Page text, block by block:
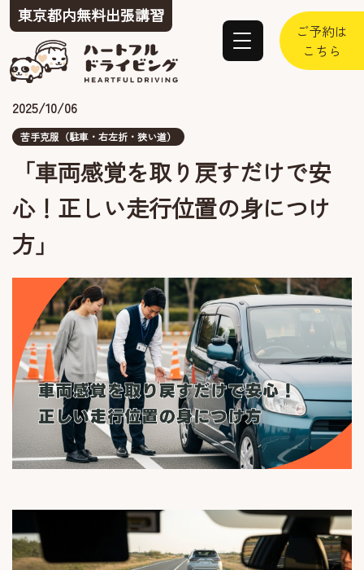
東京都内無料出張講習
ご予約は
こちら
2025/10/06
苦手克服（駐車・右左折・狭い道）
「車両感覚を取り戻すだけで安
心！正しい走行位置の身につけ
方」